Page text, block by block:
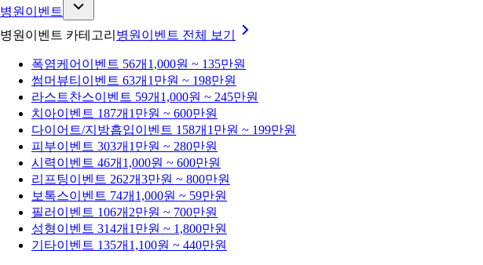
병원이벤트
병원이벤트 카테고리 병원이벤트 전체 보기
폭염케어 이벤트 56개 1,000원 ~ 135만원
썸머뷰티 이벤트 63개 1만원 ~ 198만원
라스트찬스이벤트 59개 1,000원 ~ 245만원
치아이벤트 187개 1만원 ~ 600만원
다이어트/지방흡입이벤트 158개 1만원 ~ 199만원
피부이벤트 303개 1만원 ~ 280만원
시력이벤트 46개 1,000원 ~ 600만원
리프팅이벤트 262개3만원 ~ 800만원
보톡스이벤트 74개 1,000원 ~ 59만원
필러 이벤트 106개 2만원 ~ 700만원
성형이벤트 314개 1만원 ~ 1,800만원
기타이벤트 135개 1,100원 ~ 440만원